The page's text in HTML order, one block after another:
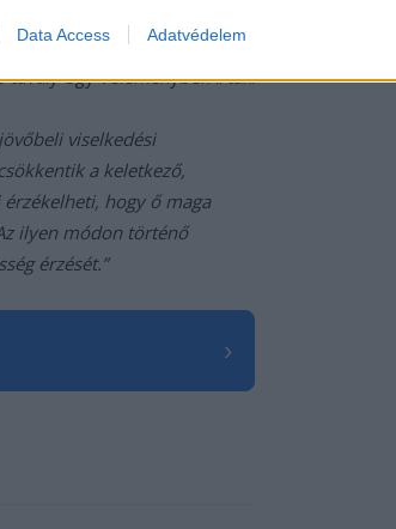
Data Access Adatvédelem
Global Environmental
üzemanyagok tudatos
egy véleményben írták:
viselkedési
a keletkező,
hogy ő maga
ilyen módon történő
érzését.”
›